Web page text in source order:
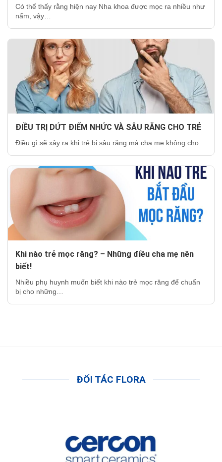
Có thể thấy rằng hiện nay Nha khoa được mọc ra nhiều như
nấm, vậy…
ĐIỀU TRỊ DỨT ĐIỂM NHỨC VÀ SÂU RĂNG CHO TRẺ
Điều gì sẽ xảy ra khi trẻ bị sâu răng mà cha mẹ không cho…
Khi nào trẻ mọc răng? – Những điều cha mẹ nên
biết!
Nhiều phụ huynh muốn biết khi nào trẻ mọc răng để chuẩn
bị cho những…
ĐỐI TÁC FLORA